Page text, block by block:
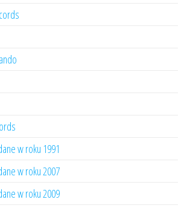
w roku 1991
w roku 2007
w roku 2009